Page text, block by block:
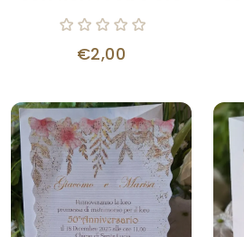
€2,00